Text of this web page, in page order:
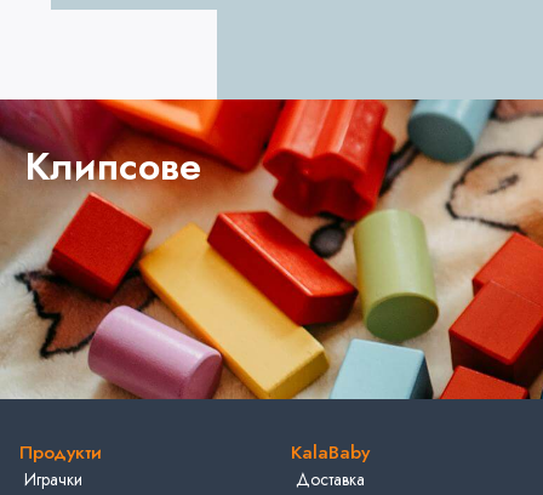
Клипсове
Продукти
Играчки
KalaBaby
Доставка